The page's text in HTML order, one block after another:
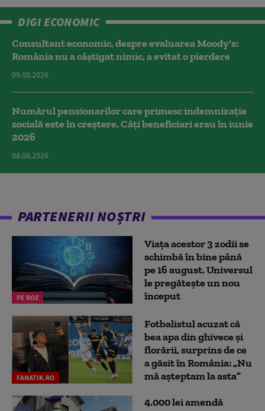
DIGI ECONOMIC
Consultant economic, despre evaluarea Moody's:
România nu a câştigat nimic, a evitat o pierdere
09.08.2026
Numărul pensionarilor care primesc indemnizaţie
socială este în creștere. Câți beneficiari erau în iunie
2026
08.08.2026
PARTENERII NOȘTRI
PE ROZ
Viața acestor 3 zodii se
schimbă în bine până
pe 16 august. Universul
le pregătește un nou
început
FANATIK.RO
Fotbalistul acuzat că
bea apa din ghivece și
florării, surprins de ce
a găsit în România: „Nu
mă așteptam la asta”
4.000 lei amendă